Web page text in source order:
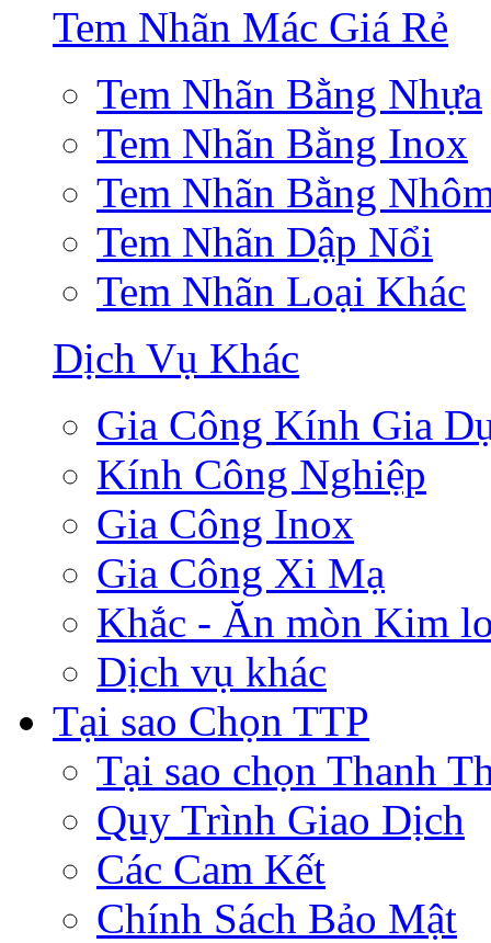
Tem Nhãn Mác Giá Rẻ
Tem Nhãn Bằng Nhựa
Tem Nhãn Bằng Inox
Tem Nhãn Bằng
Tem Nhãn Dập Nổi
Tem Nhãn Loại Khác
Dịch Vụ Khác
Gia Công Kính Gia
Kính Công Nghiệp
Gia Công Inox
Gia Công Xi Mạ
Khắc - Ăn mòn Kim
Dịch vụ khác
Tại sao Chọn TTP
Tại sao chọn Thanh
Quy Trình Giao Dịch
Các Cam Kết
Chính Sách Bảo Mật